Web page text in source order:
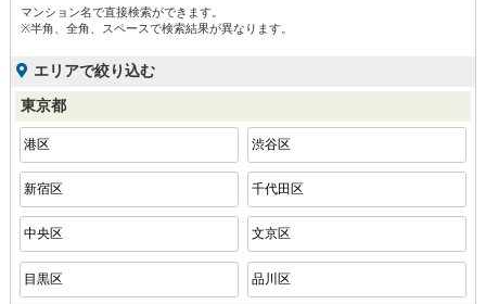
マンション名で直接検索ができます。
※半角、全角、スペースで検索結果が異なります。
エリアで絞り込む
東京都
港区 渋谷区
新宿区 千代田区
中央区 文京区
目黒区 品川区